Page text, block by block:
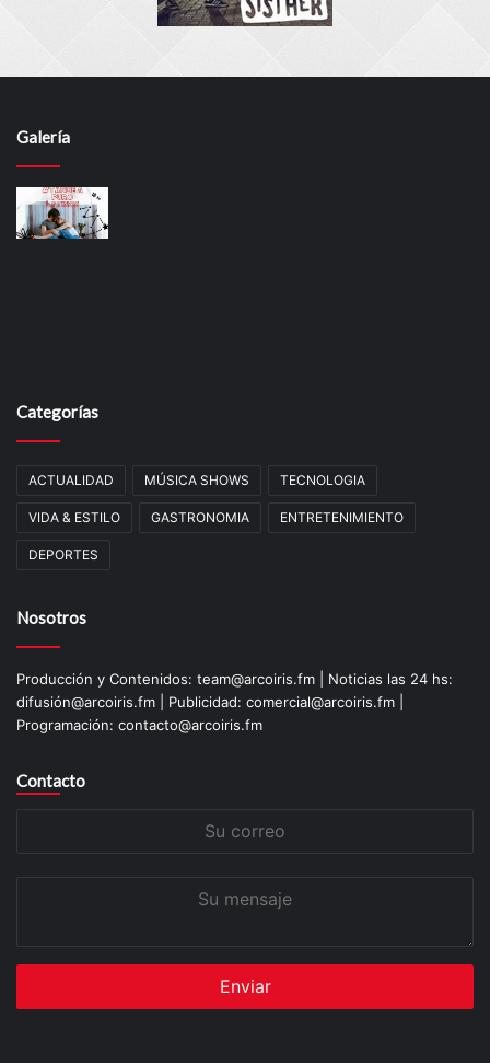
Galería
Categorías
ACTUALIDAD MÚSICA SHOWS TECNOLOGIA
VIDA & ESTILO GASTRONOMIA ENTRETENIMIENTO
DEPORTES
Nosotros
Producción y Contenidos: team@arcoiris.fm | Noticias las 24 hs:
difusión@arcoiris.fm | Publicidad: comercial@arcoiris.fm |
Programación: contacto@arcoiris.fm
Contacto